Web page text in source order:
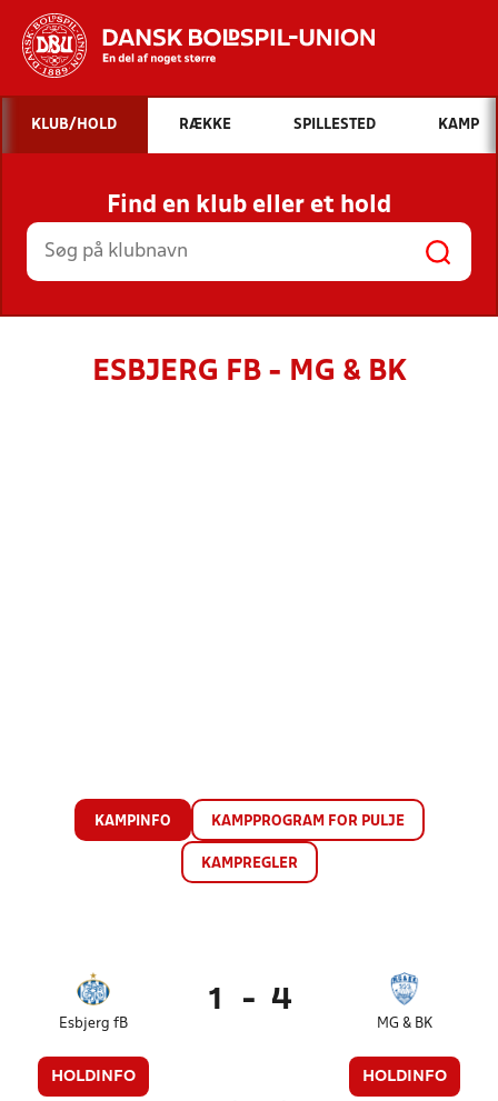
Hvad vil du søge efter?
INDHOLD OG NYHEDER
STILLINGER, RESULTATER, KLUBBER OG
HOLD
KLUB/HOLD RÆKKE SPILLESTED KAMP
Find en klub eller et hold
ESBJERG FB - MG & BK
KAMPINFO KAMPPROGRAM FOR PULJE
KAMPREGLER
Esbjerg fB
HOLDINFO
1 - 4
MG & BK
HOLDINFO